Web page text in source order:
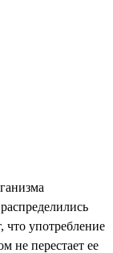
что употребление
не перестает ее